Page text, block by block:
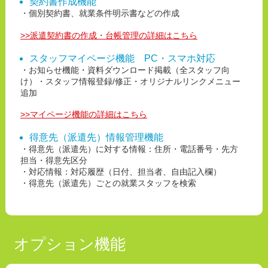
・個別契約書、就業条件明示書などの作成
>>派遣契約書の作成・台帳管理の詳細はこちら
スタッフマイページ機能 PC・スマホ対応
・お知らせ機能・資料ダウンロード掲載（全スタッフ向
け）・スタッフ情報登録/修正・オリジナルリンクメニュー
追加
>>マイページ機能の詳細はこちら
得意先（派遣先）情報管理機能
・得意先（派遣先）に対する情報：住所・電話番号・先方
担当・得意先区分
・対応情報：対応履歴（日付、担当者、自由記入欄）
・得意先（派遣先）ごとの就業スタッフを検索
オプション機能